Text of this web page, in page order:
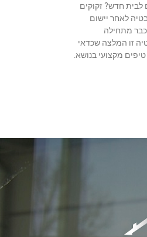
חדש? זקוקים
לאחר יישום
מתחילה
זו המלצה שכדאי
מקצועי בנושא.